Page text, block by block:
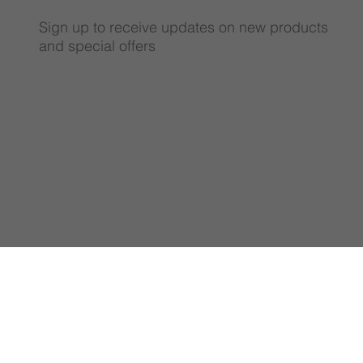
Sign up to receive updates on new products
and special offers